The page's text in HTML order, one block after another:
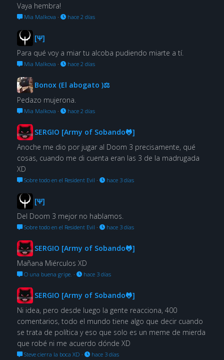
Vaya hembra!
Mia Malkova · hace 2 días
[Ψ]
Para qué voy a miar tu alcoba pudiendo miarte a tí.
Mia Malkova · hace 2 días
Bonox (El abogato )⚖
Pedazo mujerona.
Mia Malkova · hace 2 días
SERGIO [Army of Sobando🐸]
Anoche me dio por jugar al Doom 3 precisamente, qué
cosas, cuando me di cuenta eran las 3 de la madrugada
XD
Sobre todo en el Resident Evil · hace 3 días
[Ψ]
Del Doom 3 mejor no hablamos.
Sobre todo en el Resident Evil · hace 3 días
SERGIO [Army of Sobando🐸]
Mañana Miérculos XD
O una buena gripe. · hace 3 días
SERGIO [Army of Sobando🐸]
Ni idea, pero desde luego la gente reacciona, 400
comentarios, todo el mundo tiene algo que decir cuando
se trata de política y eso que solo es un meme de mierda
que robé ni me acuerdo dónde XD
Steve cierra la boca XD · hace 3 días